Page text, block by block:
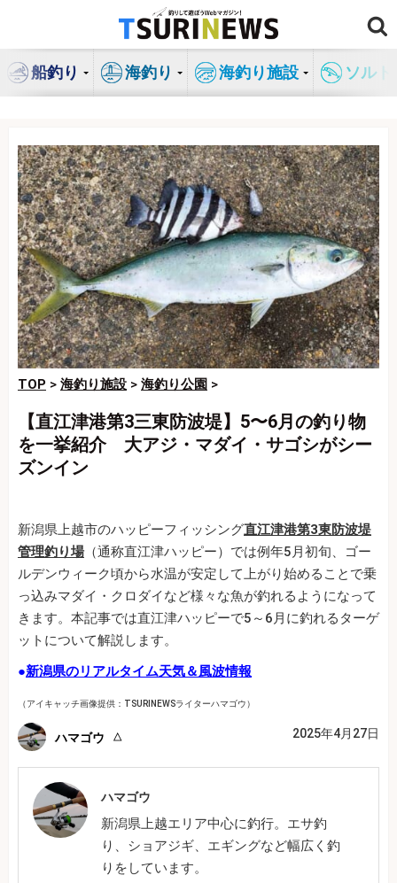
ン
船釣り 海釣り 海釣り施設 ソル
TOP > 海釣り施設 > 海釣り公園 >
【直江津港第3三東防波堤】5〜6月の釣り物
を一挙紹介 大アジ・マダイ・サゴシがシー
ズンイン
新潟県上越市のハッピーフィッシング直江津港第3東防波堤
管理釣り場（通称直江津ハッピー）では例年5月初旬、ゴー
ルデンウィーク頃から水温が安定して上がり始めることで乗
っ込みマダイ・クロダイなど様々な魚が釣れるようになって
きます。本記事では直江津ハッピーで5～6月に釣れるターゲ
ットについて解説します。
●新潟県のリアルタイム天気＆風波情報
（アイキャッチ画像提供：TSURINEWSライターハマゴウ）
ハマゴウ 2025年4月27日
ハマゴウ
新潟県上越エリア中心に釣行。エサ釣
り、ショアジギ、エギングなど幅広く釣
りをしています。